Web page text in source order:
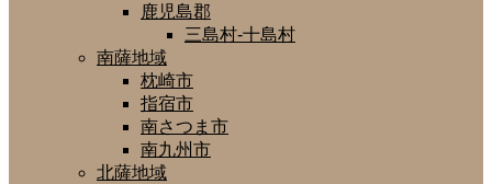
鹿児島郡
三島村-十島村
南薩地域
枕崎市
指宿市
南さつま市
南九州市
北薩地域